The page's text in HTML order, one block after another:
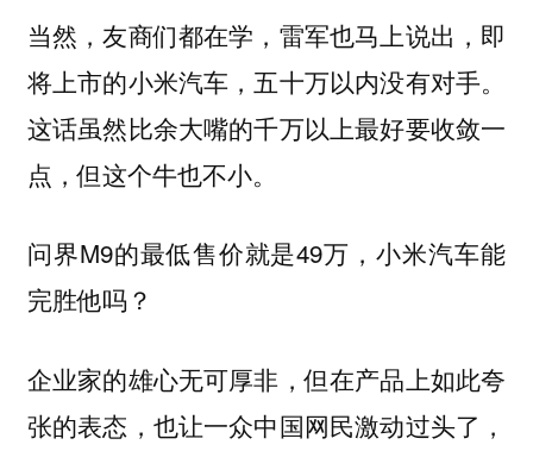
当然，友商们都在学，雷军也马上说出，即
将上市的小米汽车，五十万以内没有对手。
这话虽然比余大嘴的千万以上最好要收敛一
点，但这个牛也不小。
问界M9的最低售价就是49万，小米汽车能
完胜他吗？
企业家的雄心无可厚非，但在产品上如此夸
张的表态，也让一众中国网民激动过头了，